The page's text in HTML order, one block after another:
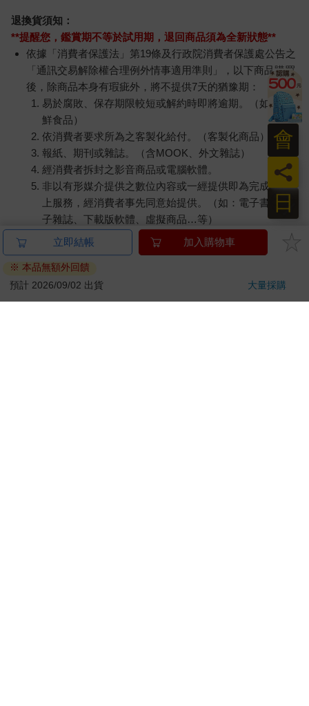
退換貨須知：
**提醒您，鑑賞期不等於試用期，退回商品須為全新狀態**
依據「消費者保護法」第19條及行政院消費者保護處公告之
「通訊交易解除權合理例外情事適用準則」，以下商品購買
後，除商品本身有瑕疵外，將不提供7天的猶豫期：
易於腐敗、保存期限較短或解約時即將逾期。（如：生
鮮食品）
依消費者要求所為之客製化給付。（客製化商品）
報紙、期刊或雜誌。（含MOOK、外文雜誌）
經消費者拆封之影音商品或電腦軟體。
非以有形媒介提供之數位內容或一經提供即為完成之線
上服務，經消費者事先同意始提供。（如：電子書、電
子雜誌、下載版軟體、虛擬商品…等）
已拆封之個人衛生用品。（如：內衣褲、刮鬍刀、除毛
刀…等）
若非上列種類商品，均享有到貨7天的猶豫期（含例假
日）。
辦理退換貨時，商品（組合商品恕無法接受單獨退貨）必須
立即結帳 加入購物車
※ 本品無額外回饋
預計 2026/09/02 出貨
大量採購
日
員
會